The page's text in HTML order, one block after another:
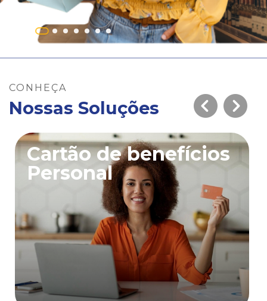
CONHEÇA
Nossas Soluções
Cartão de benefícios
Personal